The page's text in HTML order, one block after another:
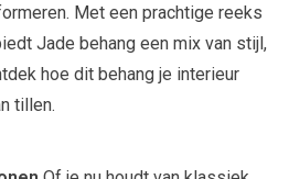
Met een prachtige reeks
Jade behang een mix van stijl,
hoe dit behang je interieur
tillen.